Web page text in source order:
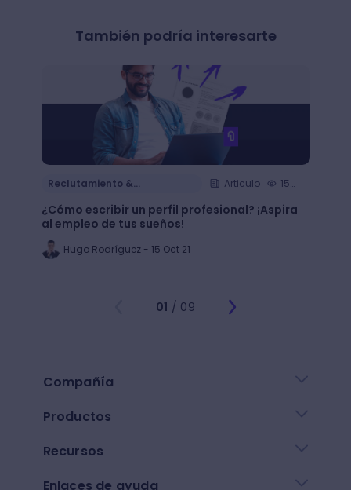
También podría interesarte
Reclutamiento &
Articulo
15
¿Cómo escribir un perfil profesional? ¡Aspira
al empleo de tus sueños!
Hugo Rodríguez - 15 Oct 21
01 / 09
Compañía
Productos
Recursos
Enlaces de ayuda